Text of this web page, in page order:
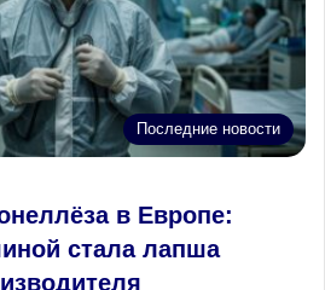
Последние новости
в Европе:
стала лапша